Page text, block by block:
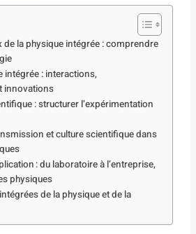
la physique intégrée : comprendre
intégrée : interactions,
innovations
: structurer l’expérimentation
et culture scientifique dans
: du laboratoire à l’entreprise,
physiques
de la physique et de la